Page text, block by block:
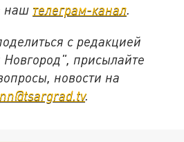
наш телеграм-канал.
с редакцией
присылайте
новости на
nn@tsargrad.tv.